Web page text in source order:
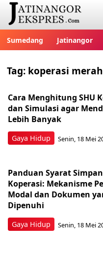
Sumedang Jatinangor
Tag: koperasi
Gaya Hidup
Cara Menghitung SHU
dan Simulasi agar
Lebih Banyak
Senin, 18 Mei
Gaya Hidup
Panduan Syarat
Koperasi: Mekanisme
Modal dan Dokumen
Dipenuhi
Senin, 18 Mei